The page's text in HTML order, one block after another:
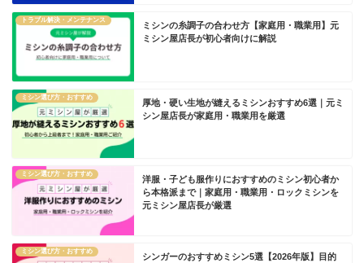
トラブル解決・メンテナンス
ミシンの糸調子の合わせ方【家庭用・職業用】元
ミシン屋店長が初心者向けに解説
ミシン選び方・おすすめ
厚地・硬い生地が縫えるミシンおすすめ6選｜元ミ
シン屋店長が家庭用・職業用を厳選
ミシン選び方・おすすめ
洋服・子ども服作りにおすすめのミシン初心者か
ら本格派まで｜家庭用・職業用・ロックミシンを
元ミシン屋店長が厳選
ミシン選び方・おすすめ
シンガーのおすすめミシン5選【2026年版】目的